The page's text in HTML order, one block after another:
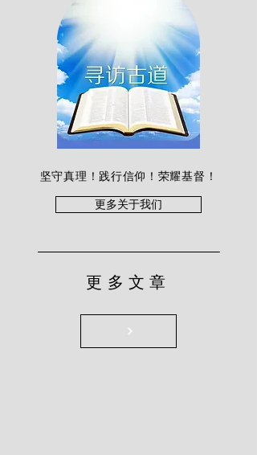
坚守真理！践行信仰！荣耀基督！
更多关于我们
更多文章